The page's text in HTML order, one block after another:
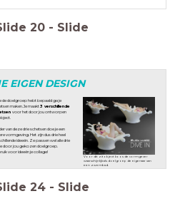
20 - Slide
de doelgroep hebt bepaald ga je
maken. Je maakt3 verschillende
voor het door jou ontworpen
van deze drie schetsen doe je een
vormgeving. Het zijn dus drie heel
ideeën. Ze passen wel alle drie
door jou gekozen doelgroep.
voor ideeën je collage!
Voor dit zitobject koos de vormgever
waarschijnlijk als doelgroep de eigenaar van
een zwembad.
EIGEN DESIGN
24 - Slide